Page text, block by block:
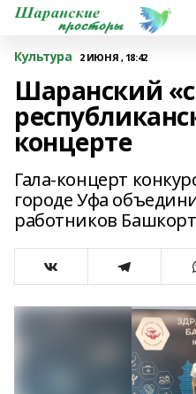
Культура 2 ИЮНЯ , 18:42
Шаранский
концерте
Гала-концерт
городе Уфа
работников